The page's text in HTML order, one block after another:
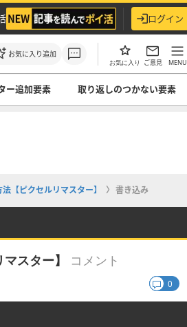
ログイン
お気に入り追加
お気に入り ご意見 MENU
ー追加要素 取り返しのつかない要素
【ピクセルリマスター】 書き込み
スター】 コメント
0